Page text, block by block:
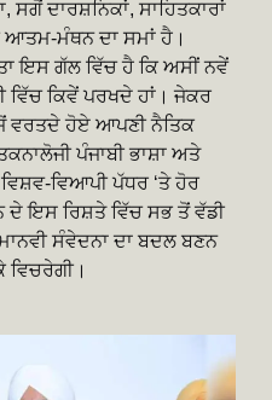
ਸਗੋਂ ਦਾਰਸ਼ਨਿਕਾਂ, ਸਾਹਿਤਕਾਰਾਂ
ਮੰਥਨ ਦਾ ਸਮਾਂ ਹੈ।
ਇਸ ਗੱਲ ਵਿੱਚ ਹੈ ਕਿ ਅਸੀਂ ਨਵੇਂ
ਕਿਵੇਂ ਪਰਖਦੇ ਹਾਂ। ਜੇਕਰ
ਵਰਤਦੇ ਹੋਏ ਆਪਣੀ ਨੈਤਿਕ
ਪੰਜਾਬੀ ਭਾਸ਼ਾ ਅਤੇ
ਵਿਆਪੀ ਪੱਧਰ ‘ਤੇ ਹੋਰ
ਇਸ ਰਿਸ਼ਤੇ ਵਿੱਚ ਸਭ ਤੋਂ ਵੱਡੀ
ਸੰਵੇਦਨਾ ਦਾ ਬਦਲ ਬਣਨ
ਵਿਚਰੇਗੀ।